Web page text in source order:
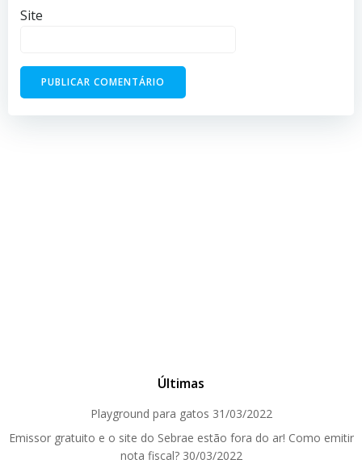
Site
Últimas
Playground para gatos 31/03/2022
Emissor gratuito e o site do Sebrae estão fora do ar! Como emitir
nota fiscal? 30/03/2022